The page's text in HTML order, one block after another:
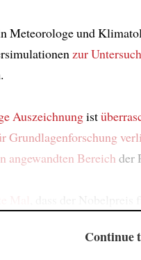
Meteorologe und
zur
Auszeichnungist
Grundlagenforschung
angewandten Bereich der
Continue